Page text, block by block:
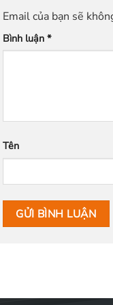
Email của bạn sẽ
Bình luận *
Tên